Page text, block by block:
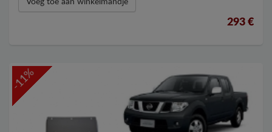
Voeg toe aan winkelmandje
293 €
-11%